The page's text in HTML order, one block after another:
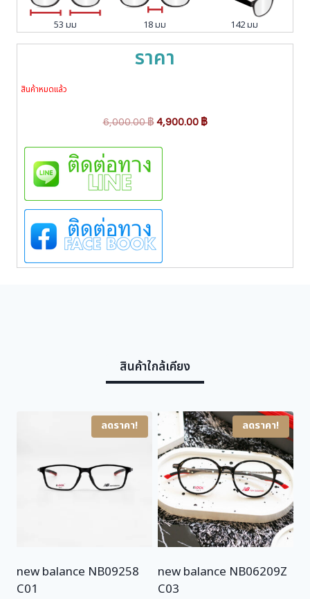
53 มม 18 มม 142 มม
ราคา
สินค้าหมดแล้ว
6,000.00฿ O
n
l
p
a
s
6
,
0
0
0
0
฿
4,900.00 ฿C
9
0
0
.
0
0
฿
สินค้าใกล้เคียง
ลดราคา!
new balance NB09258
C01
ลดราคา!
new balance NB06209Z
C03